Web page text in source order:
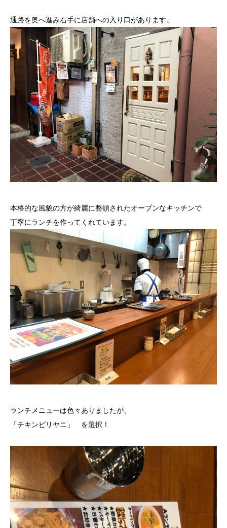
通路を奥へ進み右手に店舗への入り口があります。
本格的な風貌の方が綺麗に整頓されたオープンなキッチンで
丁寧にランチを作ってくれています。
ランチメニューは色々ありましたが、
「チキンビリヤニ」 を選択！